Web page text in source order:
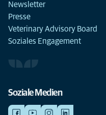
Newsletter
Presse
Veterinary Advisory Board
Soziales Engagement
Soziale Medien